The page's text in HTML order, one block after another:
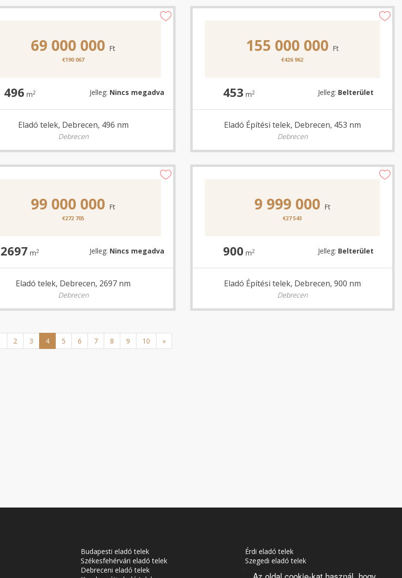
69 000 000 Ft
€190 067
496 m2 Jelleg: Nincs megadva
Eladó telek, Debrecen, 496 nm
Debrecen
155 000 000 Ft
€426 962
453 m2 Jelleg: Belterület
Eladó Építési telek, Debrecen, 453 nm
Debrecen
99 000 000 Ft
€272 705
2697 m2 Jelleg: Nincs megadva
Eladó telek, Debrecen, 2697 nm
Debrecen
9 999 000 Ft
€27 543
900 m2 Jelleg: Belterület
Eladó Építési telek, Debrecen, 900 nm
Debrecen
2 3 4 5 6 7 8 9 10 »
Budapesti eladó telek
Székesfehérvári eladó telek
Debreceni eladó telek
Érdi eladó telek
Szegedi eladó telek
Soproni eladó telek